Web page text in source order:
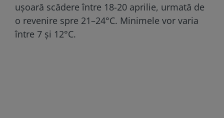
ușoară scădere între 18-20 aprilie, urmată de
o revenire spre 21–24°C. Minimele vor varia
între 7 și 12°C.